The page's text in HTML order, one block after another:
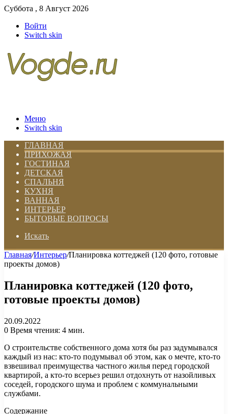
Суббота , 8 Август 2026
Войти
Switch skin
Меню
Switch skin
ГЛАВНАЯ
ПРИХОЖАЯ
ГОСТИНАЯ
ДЕТСКАЯ
СПАЛЬНЯ
КУХНЯ
ВАННАЯ
ИНТЕРЬЕР
БЫТОВЫЕ ВОПРОСЫ
Искать
Главная/Интерьер/Планировка коттеджей (120 фото, готовые
проекты домов)
Планировка коттеджей (120 фото,
готовые проекты домов)
20.09.2022
0 Время чтения: 4 мин.
О строительстве собственного дома хотя бы раз задумывался
каждый из нас: кто-то подумывал об этом, как о мечте, кто-то
взвешивал преимущества частного жилья перед городской
квартирой, а кто-то всерьез решил отдохнуть от назойливых
соседей, городского шума и проблем с коммунальными
службами.
Содержание